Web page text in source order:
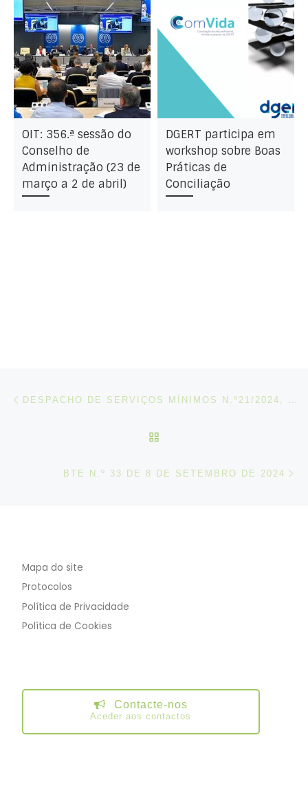
OIT: 356.ª sessão do
Conselho de
Administração (23 de
março a 2 de abril)
DGERT participa em
workshop sobre Boas
Práticas de
Conciliação
Post navigation
BTE N.º 33 DE 8 DE SETEMBRO DE 2024
Mapa do site
Protocolos
Política de Privacidade
Política de Cookies
Contacte-nos
Aceder aos contactos